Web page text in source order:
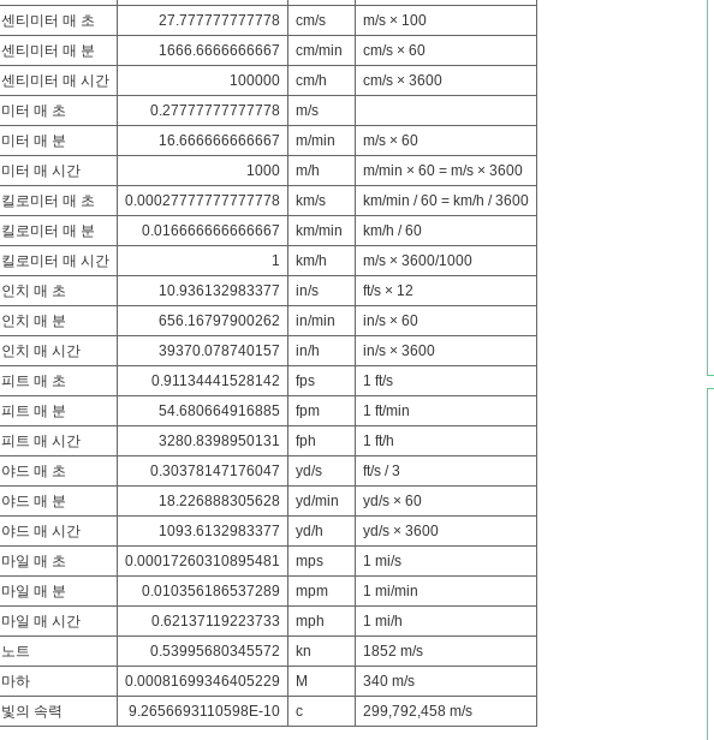
센티미터 매 초
27.777777777778 cm/s
m/s × 100
센티미터 매 분
1666.6666666667 cm/min
cm/s × 60
센티미터 매 시간
100000 cm/h
cm/s × 3600
미터 매 초
0.27777777777778
m/s
미터 매 분
16.666666666667 m/min
m/s × 60
미터 매 시간
1000 m/h
m/min × 60 = m/s × 3600
킬로미터 매 초
0.00027777777777778 km/s
km/min / 60 = km/h / 3600
킬로미터 매 분
0.016666666666667 km/min
km/h / 60
킬로미터 매 시간
1 km/h
m/s × 3600/1000
인치 매 초
10.936132983377 in/s
ft/s × 12
인치 매 분
656.16797900262 in/min
in/s × 60
인치 매 시간
39370.078740157 in/h
in/s × 3600
피트 매 초
0.91134441528142 fps
1 ft/s
피트 매 분
54.680664916885 fpm
1 ft/min
피트 매 시간
3280.8398950131 fph
1 ft/h
야드 매 초
0.30378147176047 yd/s
ft/s / 3
야드 매 분
18.226888305628 yd/min
yd/s × 60
야드 매 시간
1093.6132983377 yd/h
yd/s × 3600
마일 매 초
0.00017260310895481 mps
1 mi/s
마일 매 분
0.010356186537289 mpm
1 mi/min
마일 매 시간
0.62137119223733 mph
1 mi/h
노트
0.53995680345572 kn
1852 m/s
마하
0.00081699346405229 M
340 m/s
빛의 속력
9.2656693110598E-10 c 299,792,458 m/s